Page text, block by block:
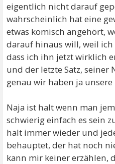
eigentlich nicht darauf
wahrscheinlich hat eine
etwas komisch angehört,
darauf hinaus will, weil
dass ich ihn jetzt wirklich
und der letzte Satz, seiner
genau wir haben ja
Naja ist halt wenn man
schwierig einfach es sein
halt immer wieder und
behauptet, der hat noch
kann mir keiner erzählen,